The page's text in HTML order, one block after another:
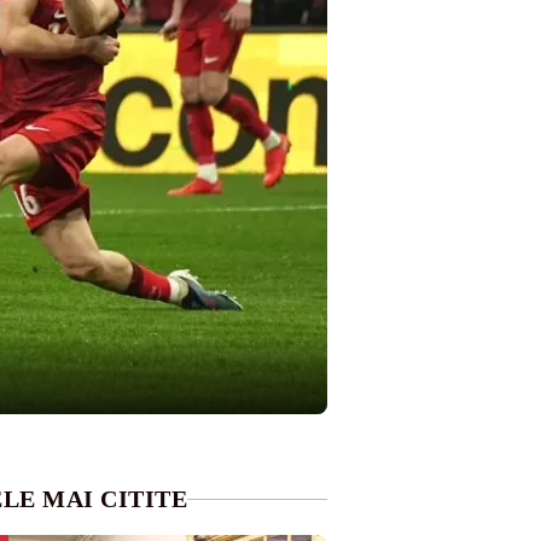
MAI CITITE